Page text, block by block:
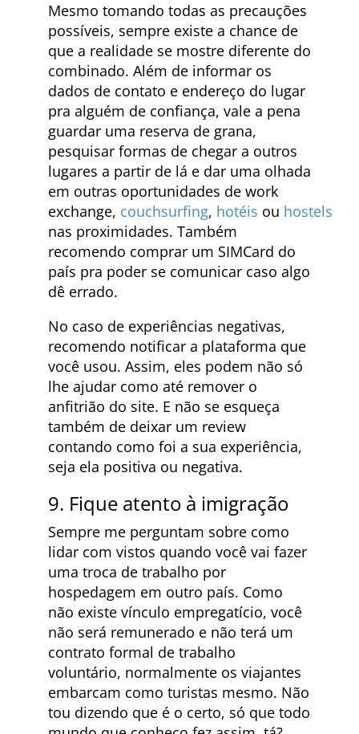
Mesmo tomando todas as precauções
possíveis, sempre existe a chance de
que a realidade se mostre diferente do
combinado. Além de informar os
dados de contato e endereço do lugar
pra alguém de confiança, vale a pena
guardar uma reserva de grana,
pesquisar formas de chegar a outros
lugares a partir de lá e dar uma olhada
em outras oportunidades de work
exchange, couchsurfing, hotéis ou hostels
nas proximidades. Também
recomendo comprar um SIMCard do
país pra poder se comunicar caso algo
dê errado.
No caso de experiências negativas,
recomendo notificar a plataforma que
você usou. Assim, eles podem não só
lhe ajudar como até remover o
anfitrião do site. E não se esqueça
também de deixar um review
contando como foi a sua experiência,
seja ela positiva ou negativa.
9. Fique atento à imigração
Sempre me perguntam sobre como
lidar com vistos quando você vai fazer
uma troca de trabalho por
hospedagem em outro país. Como
não existe vínculo empregatício, você
não será remunerado e não terá um
contrato formal de trabalho
voluntário, normalmente os viajantes
embarcam como turistas mesmo. Não
tou dizendo que é o certo, só que todo